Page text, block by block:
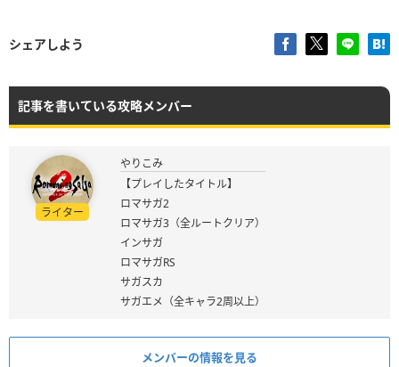
シェアしよう
記事を書いている攻略メンバー
ライター
やりこみ
【プレイしたタイトル】
ロマサガ2
ロマサガ3（全ルートクリア）
インサガ
ロマサガRS
サガスカ
サガエメ（全キャラ2周以上）
メンバーの情報を見る